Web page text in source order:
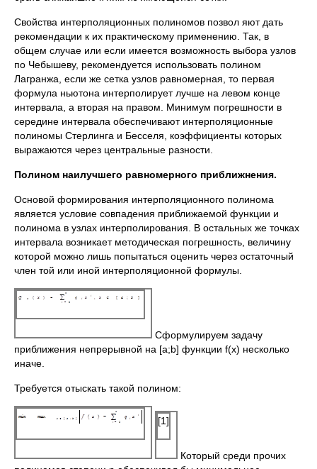
Свойства интерполяционных полиномов позвол яют дать
рекомендации к их практическому применению. Так, в
общем случае или если имеется возможность выбора узлов
по Чебышеву, рекомендуется использовать полином
Лагранжа, если же сетка узлов равномерная, то первая
формула ньютона интерполирует лучше на левом конце
интервала, а вторая на правом. Минимум погрешности в
середине интервала обеспечивают интерполяционные
полиномы Стерлинга и Бесселя, коэффициенты которых
выражаются через центральные разности.
Полином наилучшего равномерного приближнения.
Основой формирования интерполяционного полинома
является условие совпадения приближаемой функции и
полинома в узлах интерполирования. В остальных же точках
интервала возникает методическая погрешность, величину
которой можно лишь попытаться оценить через остаточный
член той или иной интерполяционной формулы.
Сформулируем задачу
приближения непрерывной на [a;b] функции f(x) несколько
иначе.
Требуется отыскать такой полином:
[1]
Который среди прочих